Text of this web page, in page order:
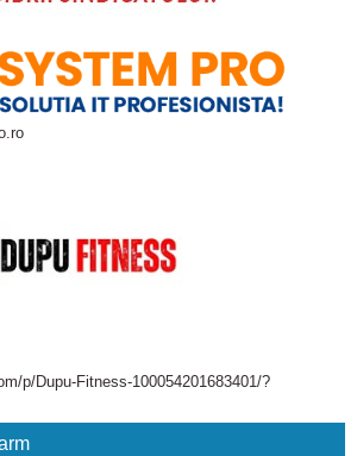
p/Dupu-Fitness-100054201683401/?